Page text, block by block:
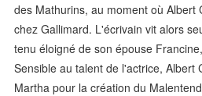
des Mathurins, au moment où Albert
chez Gallimard. L'écrivain vit alors
tenu éloigné de son épouse
Sensible au talent de l'actrice, Albert
Martha pour la création du